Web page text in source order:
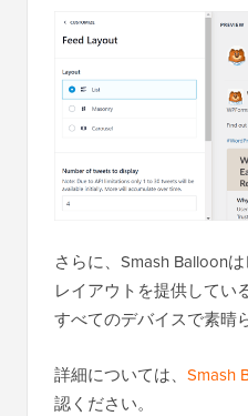
さらに、Smash Balloon
レイアウトを提供してい
すべてのデバイスで素晴
詳細については、 Smash
認ください。